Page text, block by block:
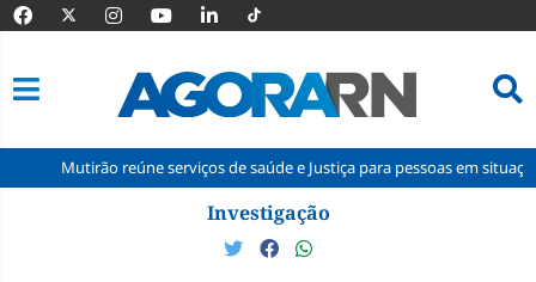
reúne serviços de saúde e Justiça para pessoas em situação de rua
Investigação